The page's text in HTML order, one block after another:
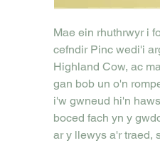
Mae ein rhuthrwyr i
cefndir Pinc wedi'i
Highland Cow, ac
gan bob un o'n
i'w gwneud hi'n
boced fach yn y
ar y llewys a'r traed,